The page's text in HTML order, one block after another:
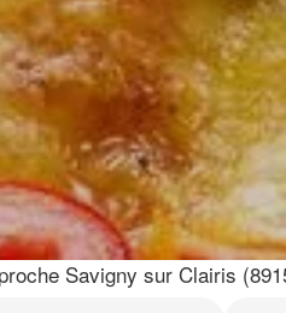
Savigny sur Clairis